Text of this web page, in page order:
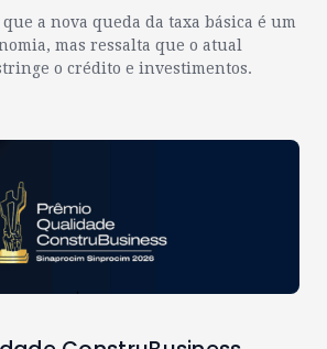
a nova queda da taxa básica é um
mas ressalta que o atual
o crédito e investimentos.